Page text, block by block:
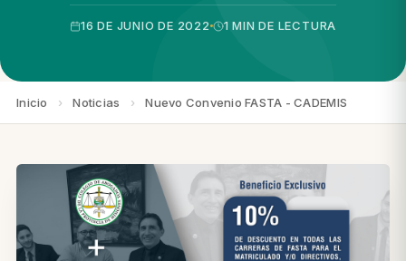
16 DE JUNIO DE 2022 1 MIN DE LECTURA
Inicio › Noticias › Nuevo Convenio FASTA - CADEMIS